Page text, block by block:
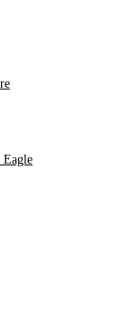
Eagle